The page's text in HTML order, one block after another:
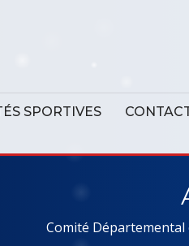
SPORTIVES
Comité